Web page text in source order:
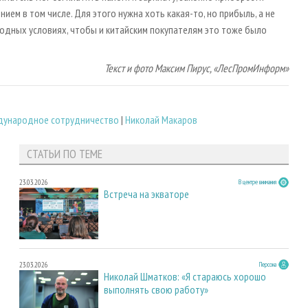
в том числе. Для этого нужна хоть какая-то, но прибыль, а не
условиях, чтобы и китайским покупателям это тоже было
Текст и фото Максим Пирус, «ЛесПромИнформ»
сотрудничество | Николай Макаров
СТАТЬИ ПО ТЕМЕ
23.03.2026 В центре внимания
Встреча на экваторе
23.03.2026 Персона
Николай Шматков: «Я стараюсь хорошо
выполнять свою работу»